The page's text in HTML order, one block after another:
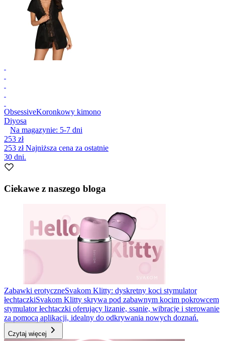
ObsessiveKoronkowy kimono
Diyosa
Na magazynie: 5-7 dni
253 zł
253 złNajniższa cena za ostatnie
30 dni.
Ciekawe z naszego bloga
Zabawki erotyczneSvakom Klitty: dyskretny koci stymulator
łechtaczkiSvakom Klitty skrywa pod zabawnym kocim pokrowcem
stymulator łechtaczki oferujący lizanie, ssanie, wibracje i sterowanie
za pomocą aplikacji, idealny do odkrywania nowych doznań.
Czytaj więcej